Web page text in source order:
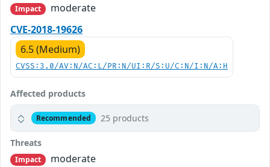
Impact
moderate
CVE-2018-19626
6.5 (Medium)
CVSS:3.0/AV:N/AC:L/PR:N/UI:R/S:U/C:N/I:N/A:H
Affected products
Recommended 25 products
Threats
Impact
moderate